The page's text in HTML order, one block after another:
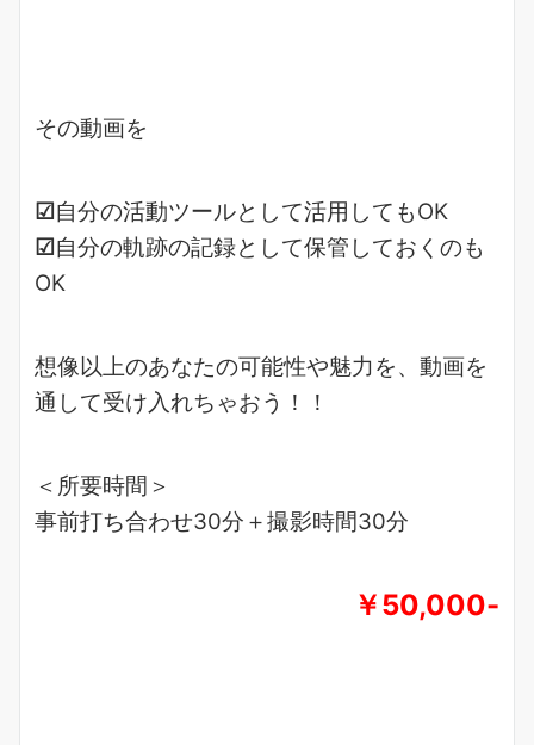
その動画を
☑自分の活動ツールとして活用してもOK
☑自分の軌跡の記録として保管しておくのも
OK
想像以上のあなたの可能性や魅力を、動画を
通して受け入れちゃおう！！
＜所要時間＞
事前打ち合わせ30分＋撮影時間30分
￥50,000-